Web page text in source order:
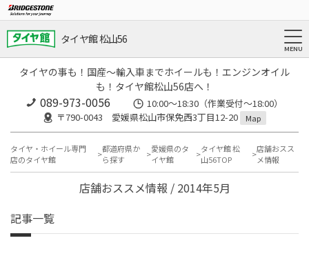
タイヤ館 松山56
タイヤの事も！国産～輸入車までホイールも！エンジンオイル
も！タイヤ館松山56店へ！
089-973-0056
10:00～18:30（作業受付～18:00）
〒790-0043 愛媛県松山市保免西3丁目12-20
Map
タイヤ・ホイール専門
店のタイヤ館
都道府県か
ら探す
愛媛県のタ
イヤ館
タイヤ館 松
山56TOP
店舗おスス
メ情報
店舗おススメ情報 / 2014年5月
記事一覧